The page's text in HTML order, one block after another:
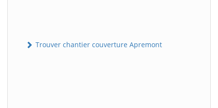
Trouver chantier couverture Apremont